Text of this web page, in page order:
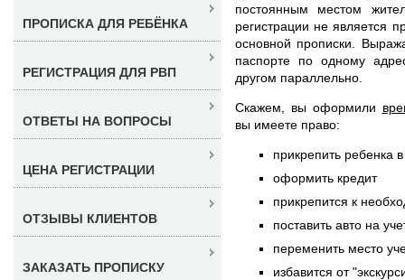
постоянным местом
регистрации не является
основной прописки.
паспорте по одному
другом параллельно.
Скажем, вы оформили
вы имеете право:
прикрепить ребенка
оформить кредит
прикрепится к
поставить авто на
переменить место
избавится от
ПРОПИСКА ДЛЯ РЕБЁНКА
РЕГИСТРАЦИЯ ДЛЯ РВП
ОТВЕТЫ НА ВОПРОСЫ
ЦЕНА РЕГИСТРАЦИИ
ОТЗЫВЫ КЛИЕНТОВ
ЗАКАЗАТЬ ПРОПИСКУ